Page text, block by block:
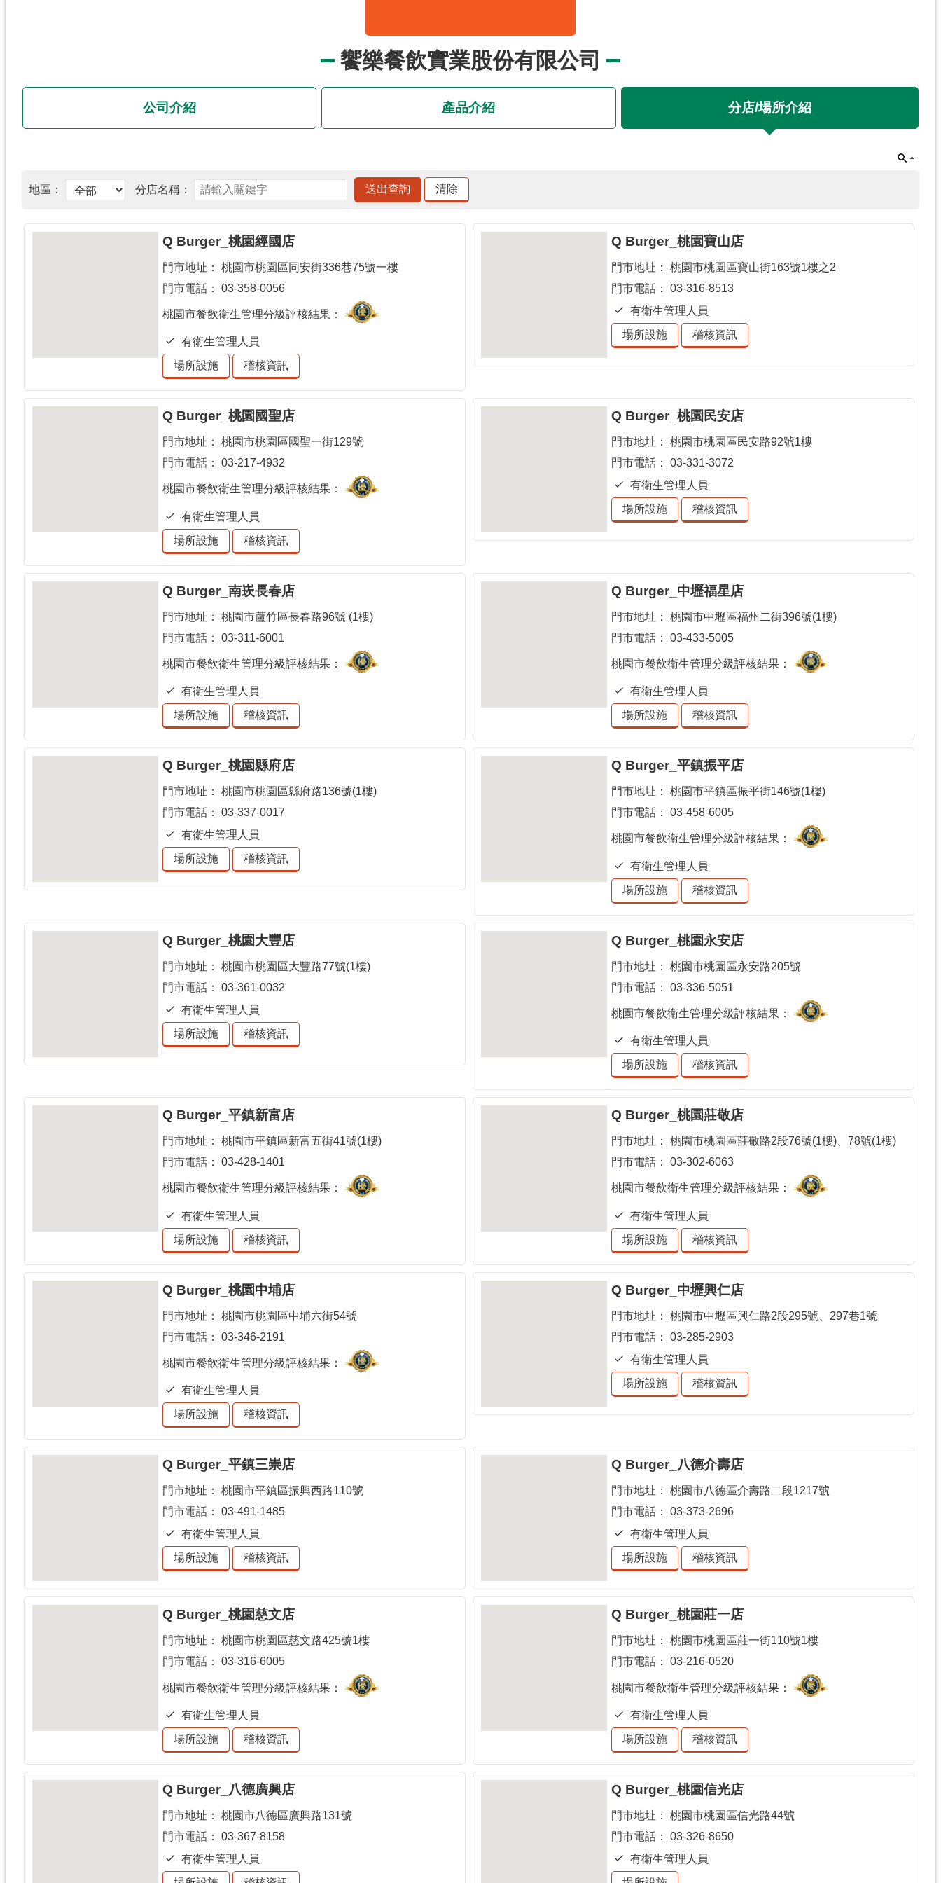
饗樂餐飲實業股份有限公司
公司介紹 產品介紹 分店/場所介紹
Q Burger_桃園經國店
門市地址：
桃園市桃園區同安街336巷75號一樓
門市電話：
03-358-0056
桃園市餐飲衛生管理分級評核結果：
有衛生管理人員
場所設施
稽核資訊
Q Burger_桃園寶山店
門市地址：
桃園市桃園區寶山街163號1樓之2
門市電話：
03-316-8513
有衛生管理人員
場所設施
稽核資訊
Q Burger_桃園國聖店
門市地址：
桃園市桃園區國聖一街129號
門市電話：
03-217-4932
桃園市餐飲衛生管理分級評核結果：
有衛生管理人員
場所設施
稽核資訊
Q Burger_桃園民安店
門市地址：
桃園市桃園區民安路92號1樓
門市電話：
03-331-3072
有衛生管理人員
場所設施
稽核資訊
Q Burger_南崁長春店
門市地址：
桃園市蘆竹區長春路96號 (1樓)
門市電話：
03-311-6001
桃園市餐飲衛生管理分級評核結果：
有衛生管理人員
場所設施
稽核資訊
Q Burger_中壢福星店
門市地址：
桃園市中壢區福州二街396號(1樓)
門市電話：
03-433-5005
桃園市餐飲衛生管理分級評核結果：
有衛生管理人員
場所設施
稽核資訊
Q Burger_桃園縣府店
門市地址：
桃園市桃園區縣府路136號(1樓)
門市電話：
03-337-0017
有衛生管理人員
場所設施
稽核資訊
Q Burger_平鎮振平店
門市地址：
桃園市平鎮區振平街146號(1樓)
門市電話：
03-458-6005
桃園市餐飲衛生管理分級評核結果：
有衛生管理人員
場所設施
稽核資訊
Q Burger_桃園大豐店
門市地址：
桃園市桃園區大豐路77號(1樓)
門市電話：
03-361-0032
有衛生管理人員
場所設施
稽核資訊
Q Burger_桃園永安店
門市地址：
桃園市桃園區永安路205號
門市電話：
03-336-5051
桃園市餐飲衛生管理分級評核結果：
有衛生管理人員
場所設施
稽核資訊
Q Burger_平鎮新富店
門市地址：
桃園市平鎮區新富五街41號(1樓)
門市電話：
03-428-1401
桃園市餐飲衛生管理分級評核結果：
有衛生管理人員
場所設施
稽核資訊
Q Burger_桃園莊敬店
門市地址：
桃園市桃園區莊敬路2段76號(1樓)、78號(1樓)
門市電話：
03-302-6063
桃園市餐飲衛生管理分級評核結果：
有衛生管理人員
場所設施
稽核資訊
Q Burger_桃園中埔店
門市地址：
桃園市桃園區中埔六街54號
門市電話：
03-346-2191
桃園市餐飲衛生管理分級評核結果：
有衛生管理人員
場所設施
稽核資訊
Q Burger_中壢興仁店
門市地址：
桃園市中壢區興仁路2段295號、297巷1號
門市電話：
03-285-2903
有衛生管理人員
場所設施
稽核資訊
Q Burger_平鎮三崇店
門市地址：
桃園市平鎮區振興西路110號
門市電話：
03-491-1485
有衛生管理人員
場所設施
稽核資訊
Q Burger_八德介壽店
門市地址：
桃園市八德區介壽路二段1217號
門市電話：
03-373-2696
有衛生管理人員
場所設施
稽核資訊
Q Burger_桃園慈文店
門市地址：
桃園市桃園區慈文路425號1樓
門市電話：
03-316-6005
桃園市餐飲衛生管理分級評核結果：
有衛生管理人員
場所設施
稽核資訊
Q Burger_桃園莊一店
門市地址：
桃園市桃園區莊一街110號1樓
門市電話：
03-216-0520
桃園市餐飲衛生管理分級評核結果：
有衛生管理人員
場所設施
稽核資訊
Q Burger_八德廣興店
門市地址：
桃園市八德區廣興路131號
門市電話：
03-367-8158
有衛生管理人員
Q Burger_桃園信光店
門市地址：
桃園市桃園區信光路44號
門市電話：
03-326-8650
有衛生管理人員